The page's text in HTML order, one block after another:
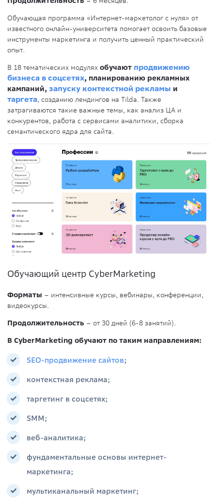
Обучающая программа «Интернет-маркетолог с нуля» от
известного онлайн-университета помогает освоить базовые
инструменты маркетинга и получить ценный практический
опыт.
В 18 тематических модулях обучают продвижению
бизнеса в соцсетях, планированию рекламных
кампаний, запуску контекстной рекламы и
таргета, созданию лендингов на Tilda. Также
затрагиваются такие важные темы, как анализ ЦА и
конкурентов, работа с сервисами аналитики, сборка
семантического ядра для сайта.
Обучающий центр CyberMarketing
Форматы – интенсивные курсы, вебинары, конференции,
видеокурсы.
Продолжительность – от 30 дней (6-8 занятий).
В CyberMarketing обучают по таким направлениям:
SEO-продвижение сайтов;
контекстная реклама;
таргетинг в соцсетях;
SMM;
веб-аналитика;
фундаментальные основы интернет-
маркетинга;
мультиканальный маркетинг;